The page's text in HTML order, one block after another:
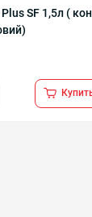
SF 1,5л (